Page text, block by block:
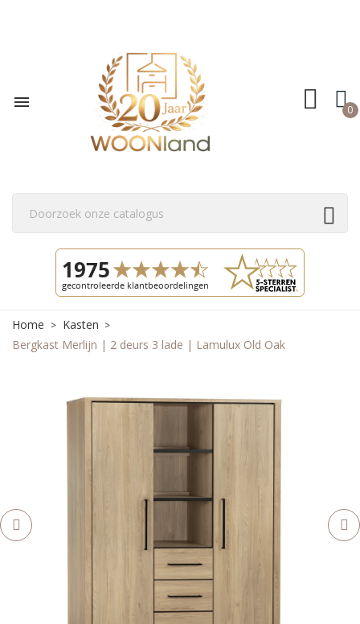
 0
Home
Kasten
Bergkast Merlijn | 2 deurs 3 lade | Lamulux Old Oak